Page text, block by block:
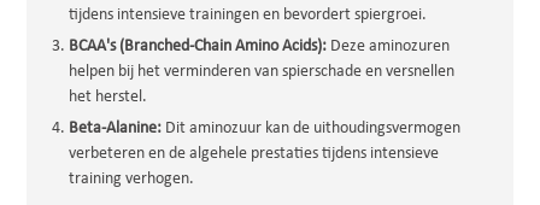
tijdens intensieve trainingen en bevordert spiergroei.
BCAA's (Branched-Chain Amino Acids): Deze aminozuren
helpen bij het verminderen van spierschade en versnellen
het herstel.
Beta-Alanine: Dit aminozuur kan de uithoudingsvermogen
verbeteren en de algehele prestaties tijdens intensieve
training verhogen.